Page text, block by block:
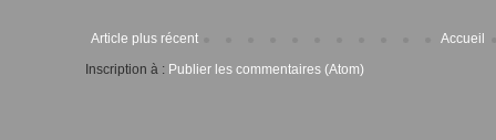
Article plus récent
Accueil
Inscription à : Publier les commentaires (Atom)